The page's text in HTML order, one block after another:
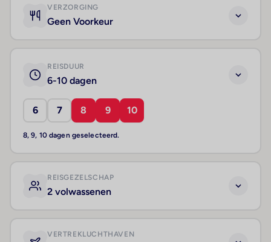
VERZORGING
Geen Voorkeur
REISDUUR
6-10 dagen
6 7 8 9 10
8, 9, 10 dagen geselecteerd.
REISGEZELSCHAP
2 volwassenen
VERTREKLUCHTHAVEN